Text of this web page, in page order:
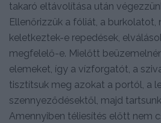
takaró eltávolítása után
Ellenőrizzük a fóliát, a burkolatot,
keletkeztek-e repedések,
megfelelő-e. Mielőtt
elemeket, így a vízforgatót, a
tisztítsuk meg azokat a portól, a
szennyeződésektől, majd
Amennyiben téliesítés előtt nem